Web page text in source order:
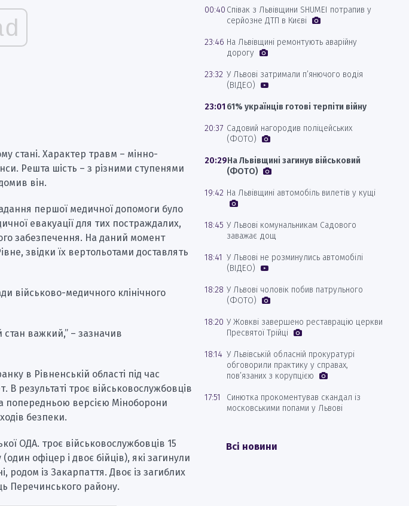
стані. Характер травм – мінно-
Решта шість – з різними ступенями
він.
першої медичної допомоги було
евакуації для тих постраждалих,
забезпечення. На даний момент
звідки їх вертольотами доставлять
військово-медичного клінічного
стан важкий,” – зазначив
в Рівненській області під час
В результаті троє військовослужбовців
попередньою версією Міноборони
безпеки.
ОДА. троє військовослужбовців 15
офіцер і двоє бійців), які загинули
родом із Закарпаття. Двоє із загиблих
Перечинського району.
00:40 Співак з Львівщини SHUMEI потрапив у
серйозне ДТП в Києві
23:46 На Львівщині ремонтують аварійну
дорогу
23:32 У Львові затримали п’янючого водія
(ВІДЕО)
23:01 61% українців готові терпіти війну
20:37 Садовий нагородив поліцейських
(ФОТО)
20:29На Львівщині загинув військовий
(ФОТО)
19:42 На Львівщині автомобіль вилетів у кущі
18:45 У Львові комунальникам Садового
заважає дощ
18:41 У Львові не розминулись автомобілі
(ВІДЕО)
18:28 У Львові чоловік побив патрульного
(ФОТО)
18:20 У Жовкві завершено реставрацію церкви
Пресвятої Трійці
18:14 У Львівській обласній прокуратурі
обговорили практику у справах,
пов’язаних з корупцією
17:51
Синютка прокоментував скандал із
московськими попами у Львові
Всі новини